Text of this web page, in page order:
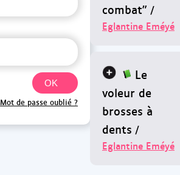
combat" /
Eglantine Eméyé
Le
voleur de
brosses à
dents /
Eglantine Eméyé
Mot de passe oublié ?